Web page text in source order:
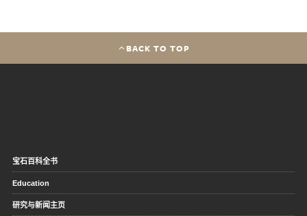
BACK TO TOP
宝石百科全书
Education
研究与新闻主页